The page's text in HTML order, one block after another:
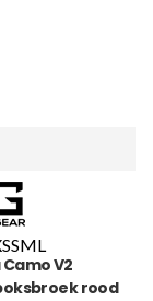
SML
V2
rood